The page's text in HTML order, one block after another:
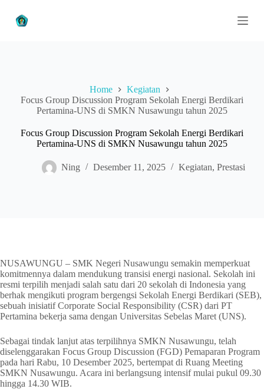
k
Home
Kegiatan
Focus Group Discussion Program Sekolah Energi Berdikari
Pertamina-UNS di SMKN Nusawungu tahun 2025
Focus Group Discussion Program Sekolah Energi Berdikari
Pertamina-UNS di SMKN Nusawungu tahun 2025
Ning Desember 11, 2025 Kegiatan,Prestasi
NUSAWUNGU – SMK Negeri Nusawungu semakin memperkuat
komitmennya dalam mendukung transisi energi nasional. Sekolah ini
resmi terpilih menjadi salah satu dari 20 sekolah di Indonesia yang
berhak mengikuti program bergengsi Sekolah Energi Berdikari (SEB),
sebuah inisiatif Corporate Social Responsibility (CSR) dari PT
Pertamina bekerja sama dengan Universitas Sebelas Maret (UNS).
Sebagai tindak lanjut atas terpilihnya SMKN Nusawungu, telah
diselenggarakan Focus Group Discussion (FGD) Pemaparan Program
pada hari Rabu, 10 Desember 2025, bertempat di Ruang Meeting
SMKN Nusawungu. Acara ini berlangsung intensif mulai pukul 09.30
hingga 14.30 WIB.